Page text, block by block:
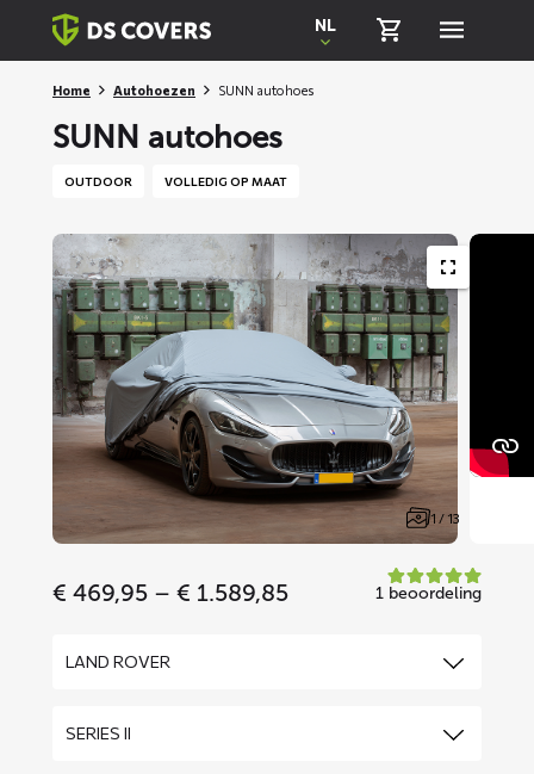
Skiplinks
NL
Home Autohoezen SUNN autohoes
SUNN autohoes
OUTDOOR VOLLEDIG OP MAAT
1 / 13
€ 469,95 – € 1.589,85Price
1 beoordeling